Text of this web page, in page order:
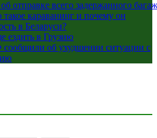
отправке всего задержанного
такое караванинг и почему он
в Беларуси?
ездить в Грузию
об ухудшении ситуации с